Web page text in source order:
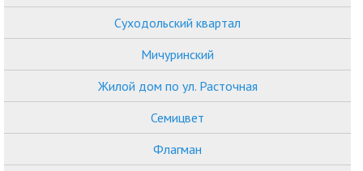
Суходольский квартал
Мичуринский
Жилой дом по ул. Расточная
Семицвет
Флагман